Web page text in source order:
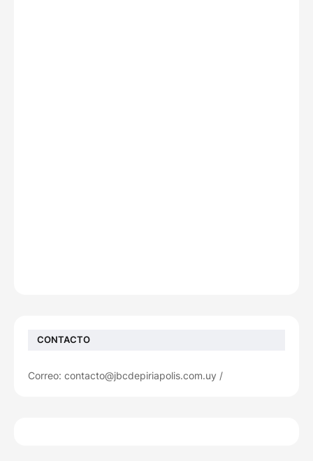
CONTACTO
Correo: contacto@jbcdepiriapolis.com.uy /